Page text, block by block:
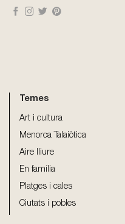
Temes
Art i cultura
Menorca Talaiòtica
Aire lliure
En família
Platges i cales
Ciutats i pobles